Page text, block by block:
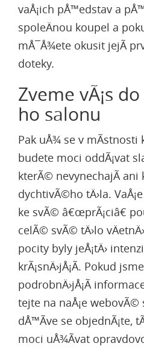
vaÅ¡ich pÅ™edstav a
spoleÄnou koupel a
mÅ¯Å¾ete okusit jejÃ­
doteky.
Zveme vÃ¡s
ho salonu
Pak uÅ¾ se v mÃ­stnosti
budete moci oddÃ¡vat
kterÃ© nevynechajÃ­ ani
dychtivÃ©ho tÄ›la.
ke svÃ© â€œprÃ¡ciâ€
celÃ© svÃ© tÄ›lo
pocity byly jeÅ¡tÄ›
krÃ¡snÄ›jÅ¡Ã­. Pokud
podrobnÄ›jÅ¡Ã­
tejte na naÅ¡e webovÃ©
dÅ™Ã­ve se objednÃ¡te,
moci uÅ¾Ã­vat